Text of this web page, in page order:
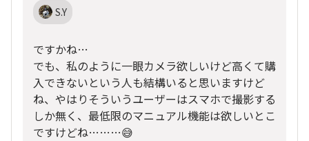
S.Y
ですかね…
でも、私のように一眼カメラ欲しいけど高くて購
入できないという人も結構いると思いますけど
ね、やはりそういうユーザーはスマホで撮影する
しか無く、最低限のマニュアル機能は欲しいとこ
ですけどね………😅